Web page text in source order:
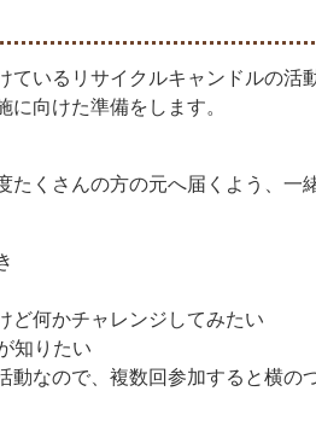
ているリサイクルキャンドルの
に向けた準備をします。
たくさんの方の元へ届くよう、一
ど何かチャレンジしてみたい
知りたい
動なので、複数回参加すると横の